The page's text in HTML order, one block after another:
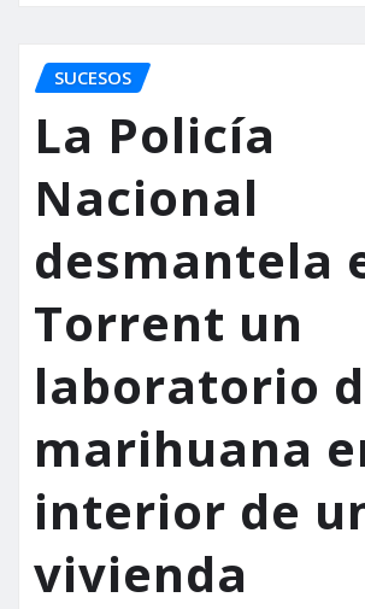
SUCESOS
La Policía
Nacional
desmantela
Torrent un
laboratorio
marihuana
interior de
vivienda